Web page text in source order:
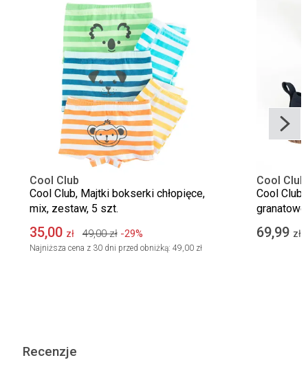
Cool Club
Cool Club, Majtki bokserki chłopięce,
mix, zestaw, 5 szt.
35,00 zł 49,00 zł -29%
Najniższa cena z 30 dni przed obniżką: 49,00 zł
Cool Club
Cool Club,
Barefoot
69,99 zł
Recenzje